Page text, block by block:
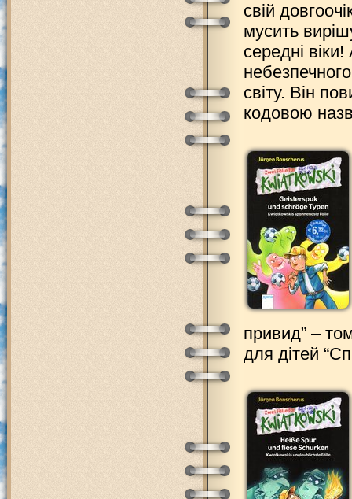
свій
мусить
середні
світу. Він
кодовою
привид” –
для дітей